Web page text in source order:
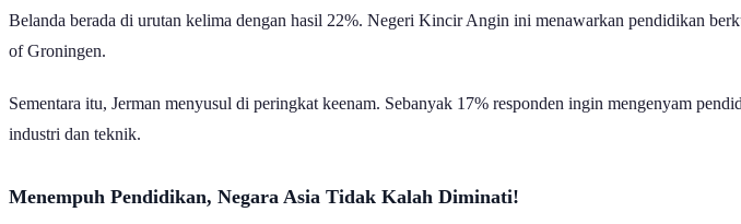
Belanda berada di urutan kelima dengan hasil 22%. Negeri Kincir Angin ini menawarkan pendidikan
of Groningen.
Sementara itu, Jerman menyusul di peringkat keenam. Sebanyak 17% responden ingin mengenyam
industri dan teknik.
Menempuh Pendidikan, Negara Asia Tidak Kalah Diminati!